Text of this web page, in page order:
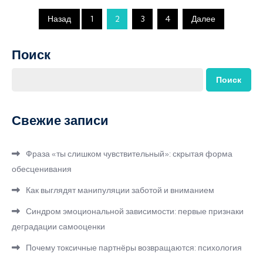
Пагинация
записей
Назад 1 2 3 4 Далее
Поиск
Поиск
Свежие записи
Фраза «ты слишком чувствительный»: скрытая форма
обесценивания
Как выглядят манипуляции заботой и вниманием
Синдром эмоциональной зависимости: первые признаки
деградации самооценки
Почему токсичные партнёры возвращаются: психология